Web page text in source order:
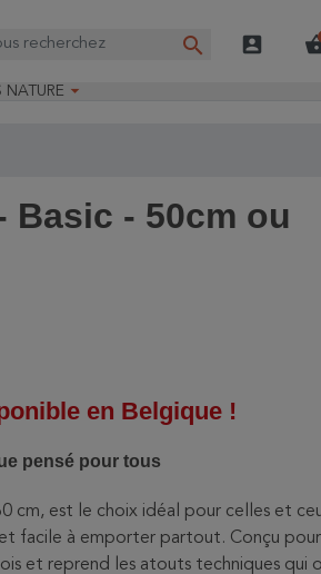
search account_box
NATURE 
Basic - 50cm ou
en Belgique !
pensé pour tous
cm, est le choix idéal pour celles et
facile à emporter partout. Conçu
et reprend les atouts techniques qui